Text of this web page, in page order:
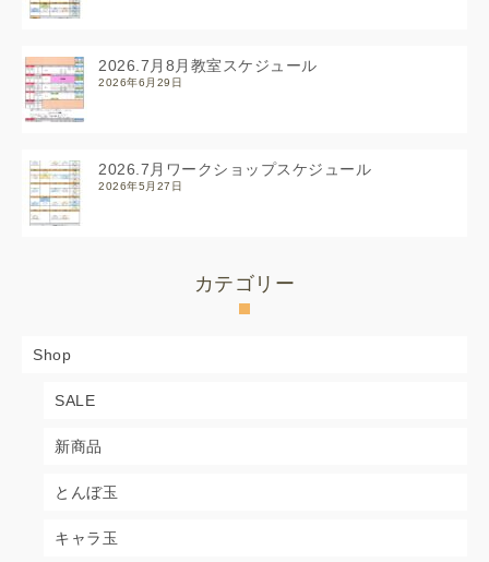
2026.7月8月教室スケジュール
2026年6月29日
2026.7月ワークショップスケジュール
2026年5月27日
カテゴリー
Shop
SALE
新商品
とんぼ玉
キャラ玉